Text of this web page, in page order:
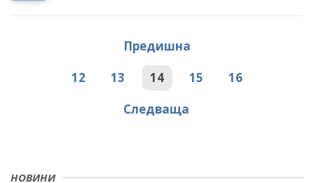
НОВИНИ
Предишна
12
13 14 15
16
Следваща